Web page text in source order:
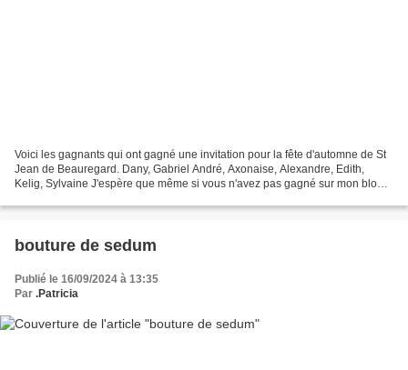
Voici les gagnants qui ont gagné une invitation pour la fête d'automne de St
Jean de Beauregard. Dany, Gabriel André, Axonaise, Alexandre, Edith,
Kelig, Sylvaine J'espère que même si vous n'avez pas gagné sur mon blog,
bouture de sedum
Publié le 16/09/2024 à 13:35
Par .Patricia